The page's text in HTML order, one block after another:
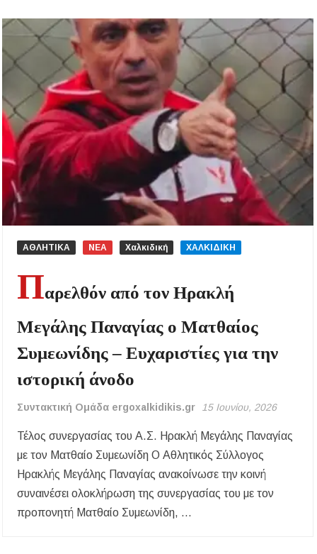
ΑΘΛΗΤΙΚΑ ΝΕΑ Χαλκιδική ΧΑΛΚΙΔΙΚΗ
Παρελθόν από τον Ηρακλή
Μεγάλης Παναγίας ο Ματθαίος
Συμεωνίδης – Ευχαριστίες για την
ιστορική άνοδο
Συντακτική Ομάδα ergoxalkidikis.gr 15 Ιουνίου, 2026
Τέλος συνεργασίας του Α.Σ. Ηρακλή Μεγάλης Παναγίας
με τον Ματθαίο Συμεωνίδη Ο Αθλητικός Σύλλογος
Ηρακλής Μεγάλης Παναγίας ανακοίνωσε την κοινή
συναινέσει ολοκλήρωση της συνεργασίας του με τον
προπονητή Ματθαίο Συμεωνίδη, …